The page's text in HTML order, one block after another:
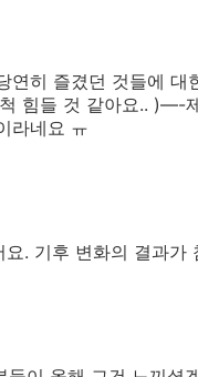
연히 즐겼던 것들에
힘들 것 같아요.. )—-
라네요 ㅠ
. 기후 변화의 결과가